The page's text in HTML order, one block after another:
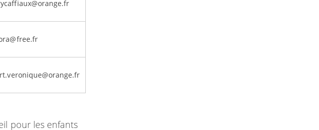
pour les enfants